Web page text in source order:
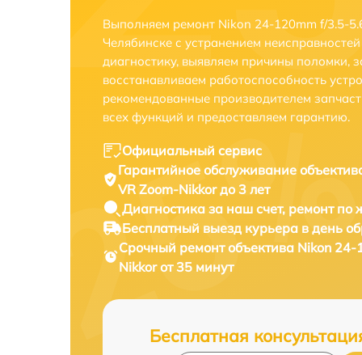
Выполняем ремонт Nikon 24-120mm f/3.5-
Челябинске с устранением
диагностику, выявляем причины поломки,
восстанавливаем работоспособность
рекомендованные производителем
всех функций и предоставляем гарантию.
Официальный сервис
Гарантийное обслуживание
VR Zoom-Nikkor до 3 лет
Диагностика за наш счет, ремонт по
Бесплатный выезд курьера в день
Срочный ремонтобъектива Nikon
Nikkor от 35 минут
Бесплатная